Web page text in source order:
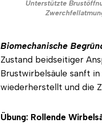
Unterstützte
Biomechanische
Zustand beidseitiger
Brustwirbelsäule sanft
wiederherstellt und die
Übung: Rollende